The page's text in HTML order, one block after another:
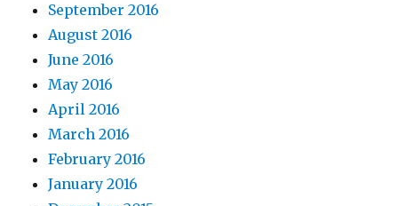
September 2016
August 2016
June 2016
May 2016
April 2016
March 2016
February 2016
January 2016